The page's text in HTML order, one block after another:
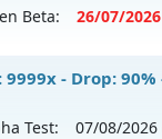
Shop
Beta: 26/07/2026
Lộ Trình Chậm-
máy chủHoài
9999x - Drop:
Test: 07/08/2026